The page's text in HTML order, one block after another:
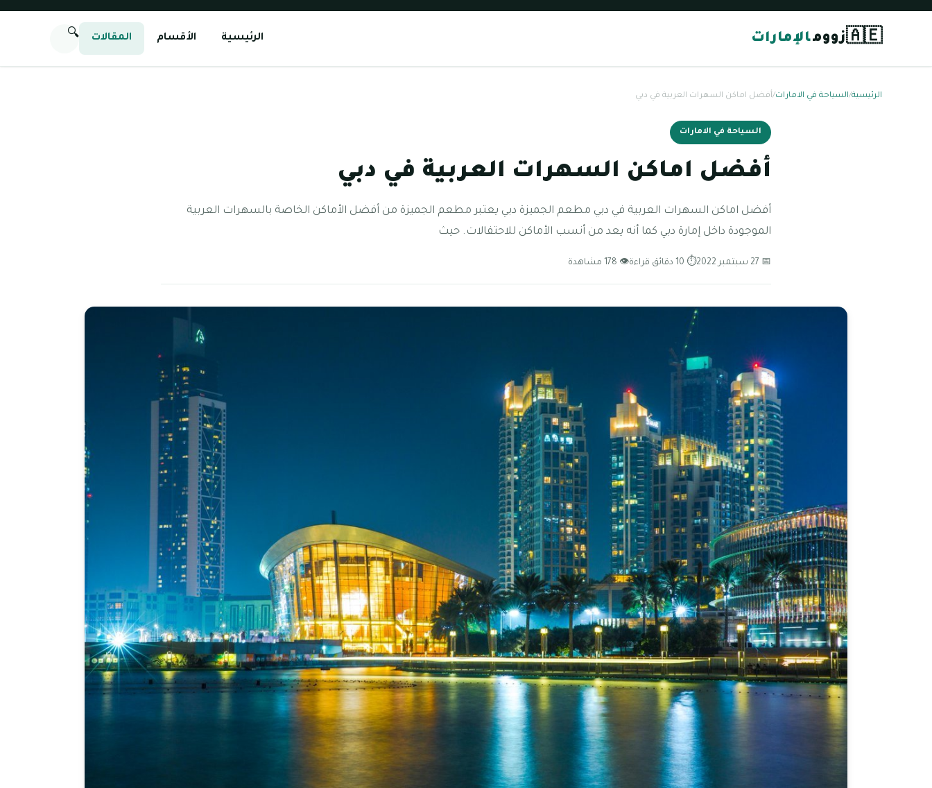
🇦🇪زوومالإمارات الرئيسية الأقسام المقالات 🔍
الرئيسية/السياحة في الامارات/أفضل اماكن السهرات العربية في دبي
السياحة في الامارات
أفضل اماكن السهرات العربية في دبي
أفضل اماكن السهرات العربية في دبي مطعم الجميزة دبي يعتبر مطعم الجميزة من أفضل الأماكن الخاصة بالسهرات العربية
الموجودة داخل إمارة دبي كما أنه يعد من أنسب الأماكن للاحتفالات. حيث
📅 27 سبتمبر 2022 ⏱ 10 دقائق قراءة 👁 178 مشاهدة